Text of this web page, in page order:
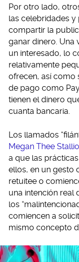
Por otro lado,
las celebridades
compartir la
ganar dinero. Una
un interesado, lo
relativamente
ofrecen, así como
de pago como
tienen el dinero
cuanta bancaria.
Los llamados
Megan Thee
a que las
ellos, en un gesto
retuitee o
una intención real
los
comiencen a
mismo concepto